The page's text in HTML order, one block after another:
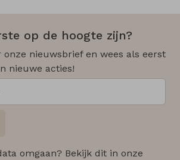
op de hoogte zijn?
onze nieuwsbrief en wees als eerst
nieuwe acties!
omgaan? Bekijk dit in onze